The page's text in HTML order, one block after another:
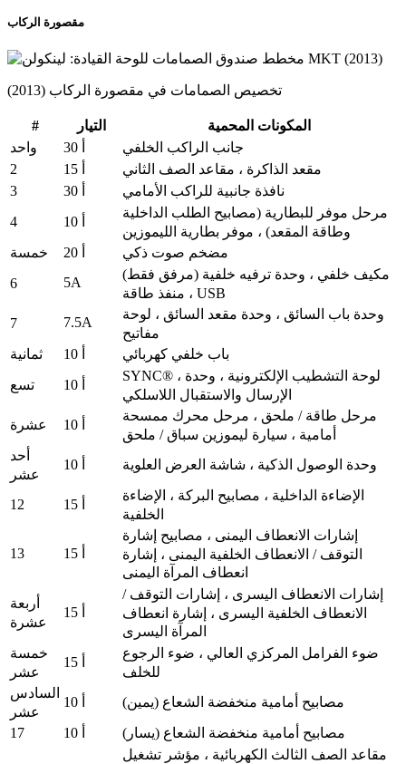
مقصورة الركاب
تخصيص الصمامات في مقصورة الركاب (2013)
# التيار
المكونات المحمية
واحد
جانب الراكب الخلفي
2
مقعد الذاكرة ، مقاعد الصف الثاني
3
نافذة جانبية للراكب الأمامي
4
مرحل موفر للبطارية (مصابيح الطلب الداخلية
وطاقة المقعد) ، موفر بطارية الليموزين
خمسة
مضخم صوت ذكي
6
5A
مكيف خلفي ، وحدة ترفيه خلفية (مرفق فقط)
، منفذ طاقة USB
7
7.5A
وحدة باب السائق ، وحدة مقعد السائق ، لوحة
مفاتيح
ثمانية
باب خلفي كهربائي
تسع
SYNC® ، لوحة التشطيب الإلكترونية ، وحدة
الإرسال والاستقبال اللاسلكي
عشرة
مرحل طاقة / ملحق ، مرحل محرك ممسحة
أمامية ، سيارة ليموزين سباق / ملحق
أحد
عشر
وحدة الوصول الذكية ، شاشة العرض العلوية
12
الإضاءة الداخلية ، مصابيح البركة ، الإضاءة
الخلفية
13
إشارات الانعطاف اليمنى ، مصابيح إشارة
التوقف / الانعطاف الخلفية اليمنى ، إشارة
انعطاف المرآة اليمنى
أربعة
عشرة
إشارات الانعطاف اليسرى ، إشارات التوقف /
الانعطاف الخلفية اليسرى ، إشارة انعطاف
المرآة اليسرى
خمسة
عشر
ضوء الفرامل المركزي العالي ، ضوء الرجوع
للخلف
السادس
عشر
مصابيح أمامية منخفضة الشعاع (يمين)
17
مصابيح أمامية منخفضة الشعاع (يسار)
مقاعد الصف الثالث الكهربائية ، مؤشر تشغيل